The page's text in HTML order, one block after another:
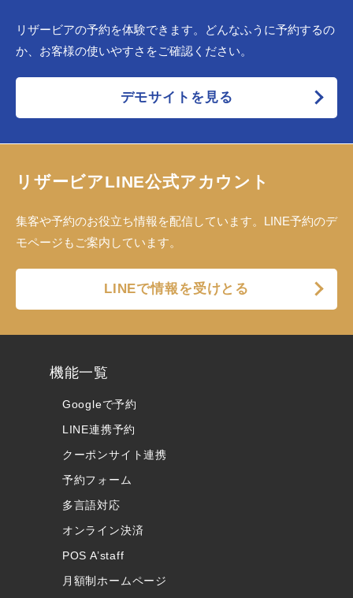
リザービアの予約を体験できます。どんなふうに予約するの
か、お客様の使いやすさをご確認ください。
デモサイトを見る
リザービアLINE公式アカウント
集客や予約のお役立ち情報を配信しています。LINE予約のデ
モページもご案内しています。
LINEで情報を受けとる
機能一覧
Googleで予約
LINE連携予約
クーポンサイト連携
予約フォーム
多言語対応
オンライン決済
POS A’staff
月額制ホームページ